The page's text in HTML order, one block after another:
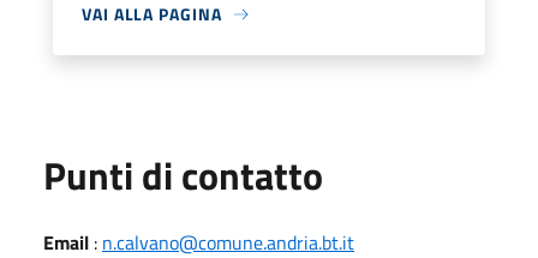
VAI ALLA PAGINA
Punti di contatto
Email : n.calvano@comune.andria.bt.it